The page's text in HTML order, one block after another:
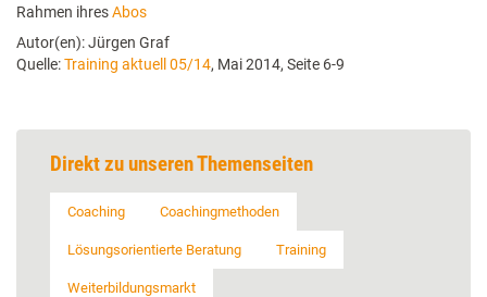
Rahmen ihresAbos
Autor(en): Jürgen Graf
Quelle:Training aktuell 05/14, Mai 2014, Seite 6-9
Direkt zu unseren Themenseiten
Coaching Coachingmethoden
Lösungsorientierte Beratung Training
Weiterbildungsmarkt